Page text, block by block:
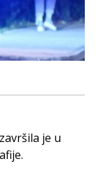
je u